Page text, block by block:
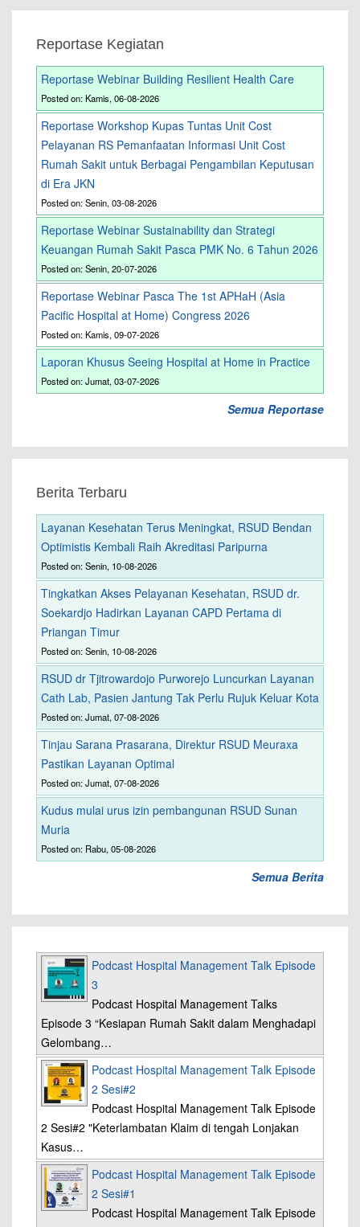
Reportase Kegiatan
Reportase Webinar Building Resilient Health Care
Posted on: Kamis, 06-08-2026
Reportase Workshop Kupas Tuntas Unit Cost
Pelayanan RS Pemanfaatan Informasi Unit Cost
Rumah Sakit untuk Berbagai Pengambilan Keputusan
di Era JKN
Posted on: Senin, 03-08-2026
Reportase Webinar Sustainability dan Strategi
Keuangan Rumah Sakit Pasca PMK No. 6 Tahun 2026
Posted on: Senin, 20-07-2026
Reportase Webinar Pasca The 1st APHaH (Asia
Pacific Hospital at Home) Congress 2026
Posted on: Kamis, 09-07-2026
Laporan Khusus Seeing Hospital at Home in Practice
Posted on: Jumat, 03-07-2026
Semua Reportase
Berita Terbaru
Layanan Kesehatan Terus Meningkat, RSUD Bendan
Optimistis Kembali Raih Akreditasi Paripurna
Posted on: Senin, 10-08-2026
Tingkatkan Akses Pelayanan Kesehatan, RSUD dr.
Soekardjo Hadirkan Layanan CAPD Pertama di
Priangan Timur
Posted on: Senin, 10-08-2026
RSUD dr Tjitrowardojo Purworejo Luncurkan Layanan
Cath Lab, Pasien Jantung Tak Perlu Rujuk Keluar Kota
Posted on: Jumat, 07-08-2026
Tinjau Sarana Prasarana, Direktur RSUD Meuraxa
Pastikan Layanan Optimal
Posted on: Jumat, 07-08-2026
Kudus mulai urus izin pembangunan RSUD Sunan
Muria
Posted on: Rabu, 05-08-2026
Semua Berita
Podcast Hospital Management Talk Episode
3
Podcast Hospital Management Talks
Episode 3 “Kesiapan Rumah Sakit dalam Menghadapi
Gelombang…
Podcast Hospital Management Talk Episode
2 Sesi#2
Podcast Hospital Management Talk Episode
2 Sesi#2 "Keterlambatan Klaim di tengah Lonjakan
Kasus…
Podcast Hospital Management Talk Episode
2 Sesi#1
Podcast Hospital Management Talk Episode